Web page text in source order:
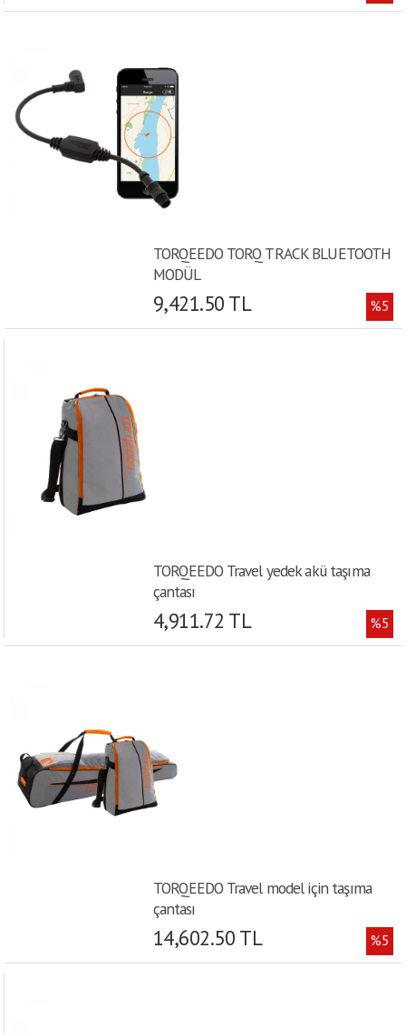
TORQEEDO TORQ TRACK BLUETOOTH
MODÜL
9,421.50 TL %5
TORQEEDO Travel yedek akü taşıma
çantası
4,911.72 TL %5
TORQEEDO Travel model için taşıma
çantası
14,602.50 TL %5